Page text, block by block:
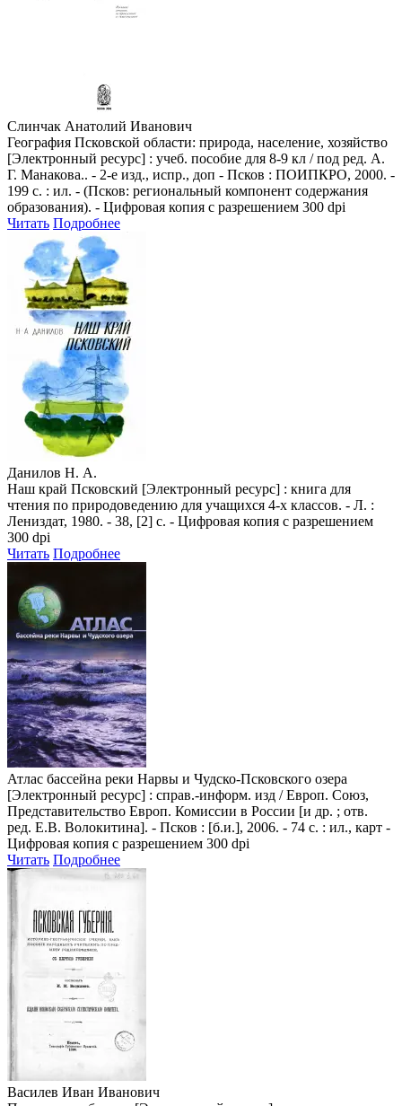
Слинчак Анатолий Иванович
География Псковской области: природа, население, хозяйство
[Электронный ресурс] : учеб. пособие для 8-9 кл / под ред. А.
Г. Манакова.. - 2-е изд., испр., доп - Псков : ПОИПКРО, 2000. -
199 с. : ил. - (Псков: региональный компонент содержания
образования). - Цифровая копия с разрешением 300 dpi
Читать Подробнее
Данилов Н. А.
Наш край Псковский [Электронный ресурс] : книга для
чтения по природоведению для учащихся 4-х классов. - Л. :
Лениздат, 1980. - 38, [2] с. - Цифровая копия с разрешением
300 dpi
Читать Подробнее
Атлас бассейна реки Нарвы и Чудско-Псковского озера
[Электронный ресурс] : справ.-информ. изд / Европ. Союз,
Представительство Европ. Комиссии в России [и др. ; отв.
ред. Е.В. Волокитина]. - Псков : [б.и.], 2006. - 74 с. : ил., карт -
Цифровая копия с разрешением 300 dpi
Читать Подробнее
Василев Иван Иванович